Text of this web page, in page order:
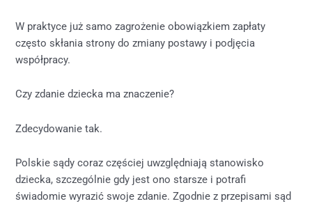
W praktyce już samo zagrożenie obowiązkiem zapłaty
często skłania strony do zmiany postawy i podjęcia
współpracy.
Czy zdanie dziecka ma znaczenie?
Zdecydowanie tak.
Polskie sądy coraz częściej uwzględniają stanowisko
dziecka, szczególnie gdy jest ono starsze i potrafi
świadomie wyrazić swoje zdanie. Zgodnie z przepisami sąd